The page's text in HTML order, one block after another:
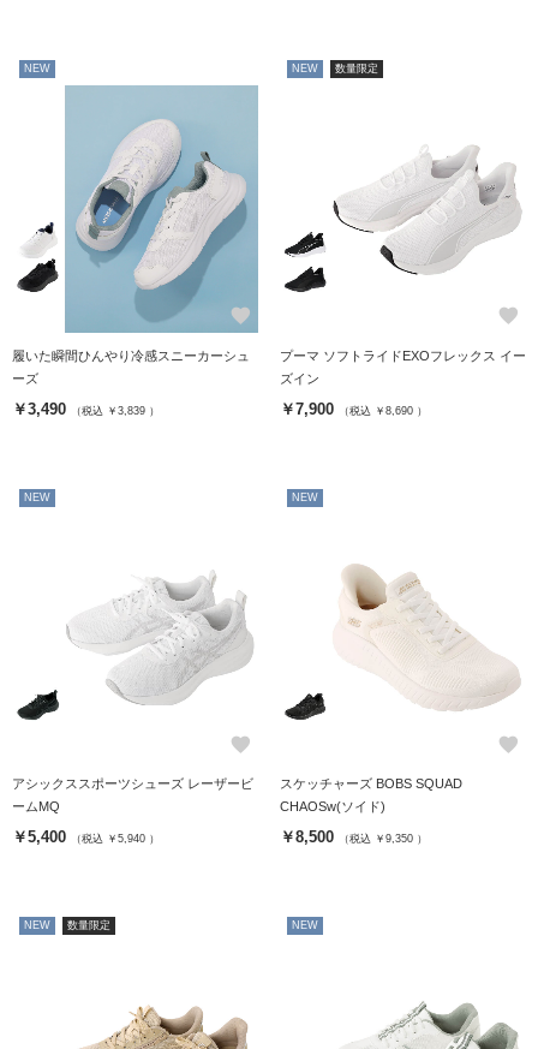
NEW
favorite
履いた瞬間ひんやり冷感スニーカーシュ
ーズ
￥3,490 （税込 ￥3,839 ）
NEW 数量限定
favorite
プーマ ソフトライドEXOフレックス イー
ズイン
￥7,900 （税込 ￥8,690 ）
NEW
favorite
アシックススポーツシューズ レーザービ
ームMQ
￥5,400 （税込 ￥5,940 ）
NEW
favorite
スケッチャーズ BOBS SQUAD
CHAOSw(ソイド)
￥8,500 （税込 ￥9,350 ）
NEW 数量限定 NEW